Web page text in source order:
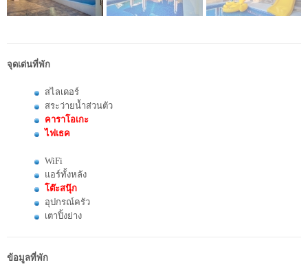
จุดเด่นที่พัก
สไลเดอร์
สระว่ายน้ำส่วนตัว
คาราโอเกะ
ไฟเธค
WiFi
แอร์ทั้งหลัง
โต๊ะสนุ๊ก
อุปกรณ์ครัว
เตาปิ้งย่าง
ข้อมูลที่พัก